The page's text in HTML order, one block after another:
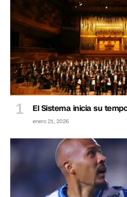
El Sistema inicia su
enero 21, 2026